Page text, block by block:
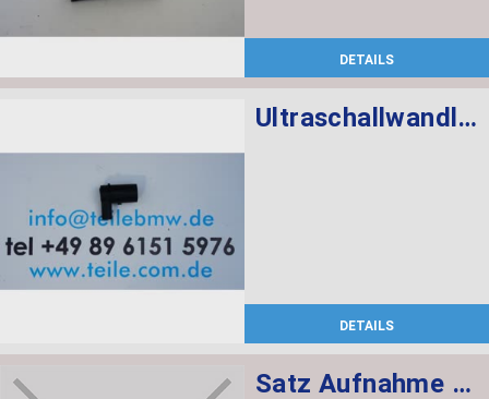
DETAILS
Ultraschallwandler SCHWARZ
DETAILS
Satz Aufnahme PDC-Sensor hinten